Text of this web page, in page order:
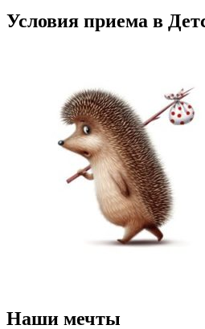
Условия приема в
Наши мечты